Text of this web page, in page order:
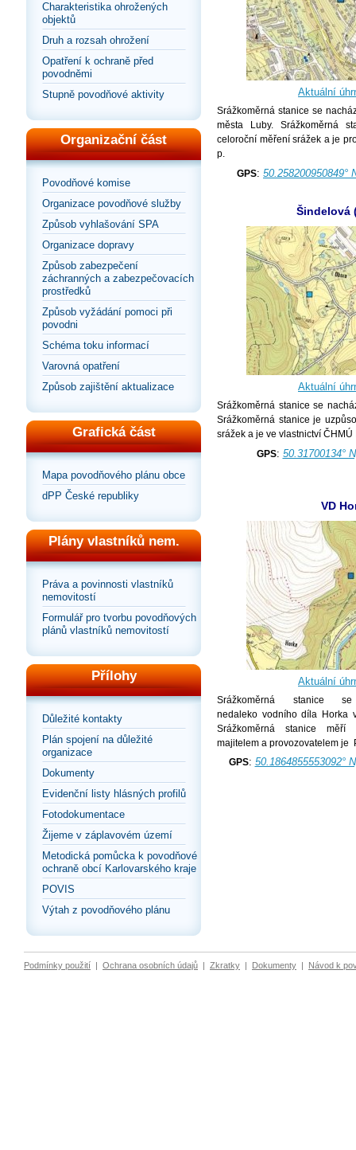
Charakteristika ohrožených
objektů
Druh a rozsah ohrožení
Opatření k ochraně před
povodněmi
Stupně povodňové aktivity
Organizační část
Povodňové komise
Organizace povodňové služby
Způsob vyhlašování SPA
Organizace dopravy
Způsob zabezpečení
záchranných a zabezpečovacích
prostředků
Způsob vyžádání pomoci při
povodni
Schéma toku informací
Varovná opatření
Způsob zajištění aktualizace
Grafická část
Mapa povodňového plánu obce
dPP České republiky
Plány vlastníků nem.
Práva a povinnosti vlastníků
nemovitostí
Formulář pro tvorbu povodňových
plánů vlastníků nemovitostí
Přílohy
Důležité kontakty
Plán spojení na důležité
organizace
Dokumenty
Evidenční listy hlásných profilů
Fotodokumentace
Žijeme v záplavovém území
Metodická pomůcka k povodňové
ochraně obcí Karlovarského kraje
POVIS
Výtah z povodňového plánu
Aktuální
Srážkoměrná stanice se
města Luby. Srážkoměrná
celoroční měření srážek a je
p.
GPS: 50.258200950849°
Šindelová
Aktuální
Srážkoměrná stanice se
Srážkoměrná stanice je
srážek a je ve vlastnictví ČHMÚ
GPS: 50.31700134°
VD
Aktuální
Srážkoměrná stanice
nedaleko vodního díla Horka
Srážkoměrná stanice měří
majitelem a provozovatelem je
GPS: 50.1864855553092°
Podmínky použití | Ochrana osobních údajů | Zkratky | Dokumenty | Návod k